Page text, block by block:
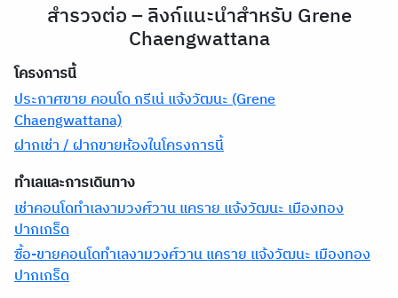
สำรวจต่อ – ลิงก์แนะนำสำหรับ Grene
Chaengwattana
โครงการนี้
ประกาศขาย คอนโด กรีเน่ แจ้งวัฒนะ (Grene
Chaengwattana)
ฝากเช่า / ฝากขายห้องในโครงการนี้
ทำเลและการเดินทาง
เช่าคอนโดทำเลงามวงศ์วาน แคราย แจ้งวัฒนะ เมืองทอง
ปากเกร็ด
ซื้อ-ขายคอนโดทำเลงามวงศ์วาน แคราย แจ้งวัฒนะ เมืองทอง
ปากเกร็ด